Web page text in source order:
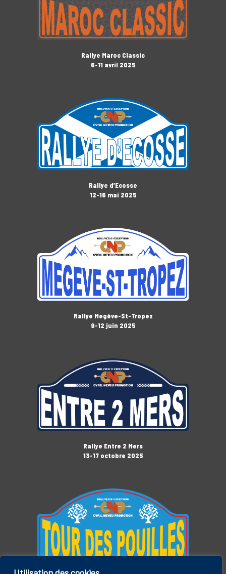
Rallye Maroc Classic
6-11 avril 2025
Rallye d’Ecosse
12-16 mai 2025
Rallye Megève-St-Tropez
9-12 juin 2025
Rallye Entre 2 Mers
13-17 octobre 2025